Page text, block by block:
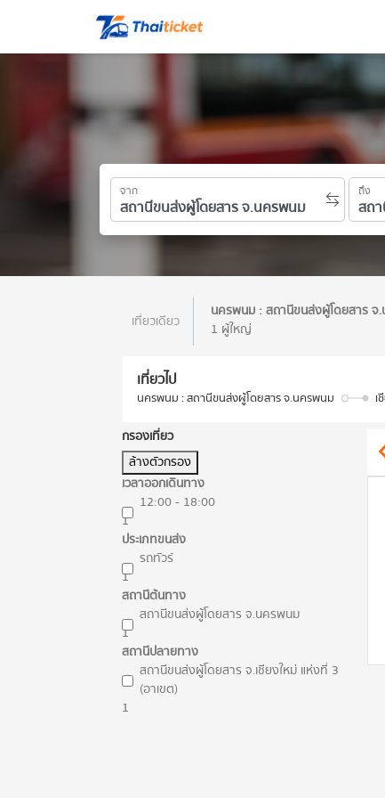
จาก ถึง
เที่ยวเดียว
นครพนม : สถานีขนส่งผู้โดยสาร จ
1 ผู้ใหญ่
เที่ยวไป
นครพนม : สถานีขนส่งผู้โดยสาร จ.นครพนม เ
กรองเที่ยว
ล้างตัวกรอง
เวลาออกเดินทาง
12:00 - 18:00
1
ประเภทขนส่ง
รถทัวร์
1
สถานีต้นทาง
สถานีขนส่งผู้โดยสาร จ.นครพนม
1
สถานีปลายทาง
สถานีขนส่งผู้โดยสาร จ.เชียงใหม่ แห่งที่ 3
(อาเขต)
1